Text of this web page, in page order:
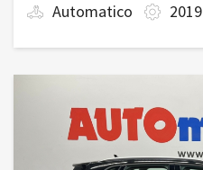
Automatico
2019